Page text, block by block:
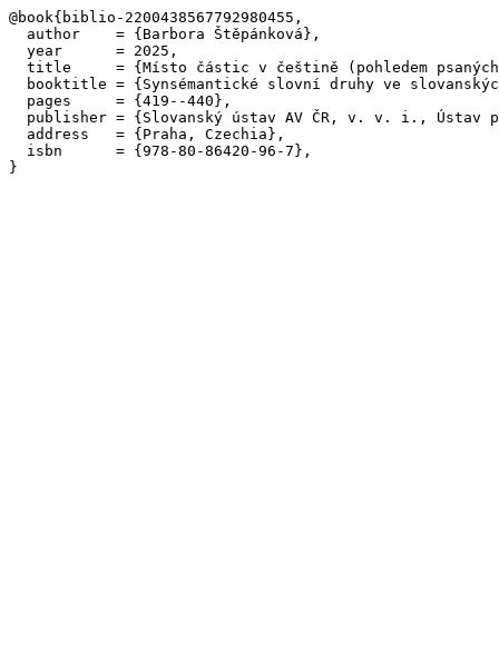
@book{biblio-2200438567792980455,
  author    = {Barbora Štěpánková},
  year      = 2025,
title     = {Místo částic v češtině (pohledem
booktitle = {Synsémantické slovní druhy ve
  pages     = {419--440},
publisher = {Slovanský ústav AV ČR, v. v. i., Ústav
  address   = {Praha, Czechia},
  isbn      = {978-80-86420-96-7},